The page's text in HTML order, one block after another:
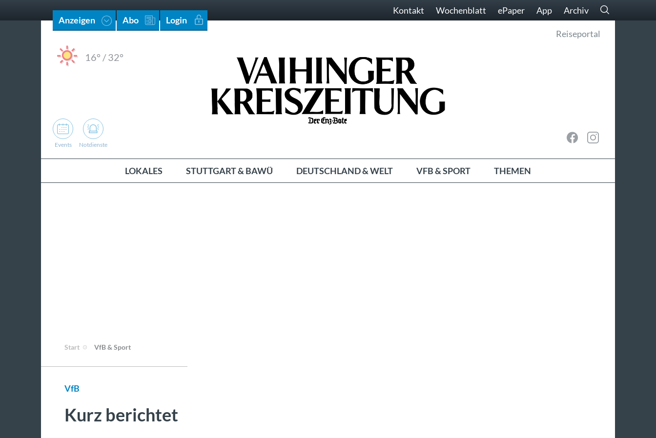
Anzeigen Abo Login
Kontakt Wochenblatt ePaper App Archiv
16° /32°
Reiseportal
Events Notdienste
LOKALES STUTTGART & BAWÜ DEUTSCHLAND & WELT VFB & SPORT THEMEN
Start VfB & Sport
VfB
Kurz berichtet